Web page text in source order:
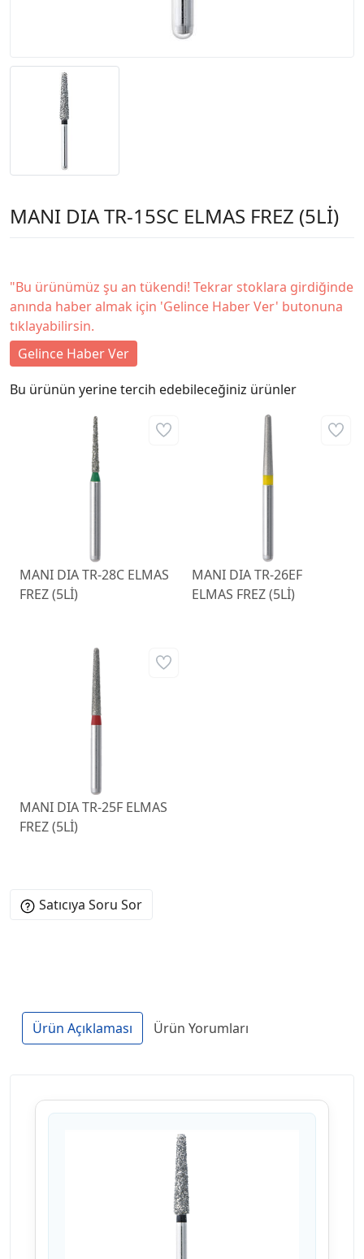
MANI DIA TR-15SC ELMAS FREZ (5Lİ)
"Bu ürünümüz şu an tükendi! Tekrar stoklara girdiğinde
anında haber almak için 'Gelince Haber Ver' butonuna
tıklayabilirsin.
Gelince Haber Ver
Bu ürünün yerine tercih edebileceğiniz ürünler
MANI DIA TR-28C ELMAS
FREZ (5Lİ)
MANI DIA TR-26EF
ELMAS FREZ (5Lİ)
MANI DIA TR-25F ELMAS
FREZ (5Lİ)
Satıcıya Soru Sor
Ürün Açıklaması Ürün Yorumları